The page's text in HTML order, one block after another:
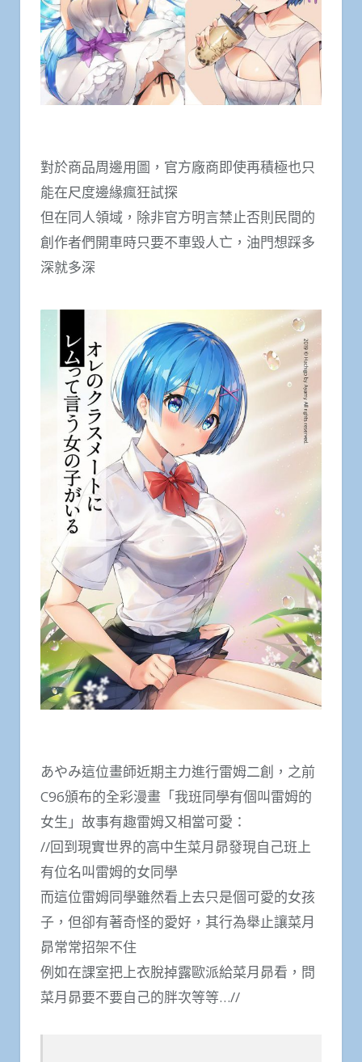
對於商品周邊用圖，官方廠商即使再積極也只
能在尺度邊緣瘋狂試探
但在同人領域，除非官方明言禁止否則民間的
創作者們開車時只要不車毀人亡，油門想踩多
深就多深
あやみ這位畫師近期主力進行雷姆二創，之前
C96頒布的全彩漫畫「我班同學有個叫雷姆的
女生」故事有趣雷姆又相當可愛：
//回到現實世界的高中生菜月昴發現自己班上
有位名叫雷姆的女同學
而這位雷姆同學雖然看上去只是個可愛的女孩
子，但卻有著奇怪的愛好，其行為舉止讓菜月
昴常常招架不住
例如在課室把上衣脫掉露歐派給菜月昴看，問
菜月昴要不要自己的胖次等等…//